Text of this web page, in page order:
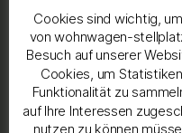
Wohnmobilen
Praktischerweise
untere Bett
Stauraum
Stockbetten nicht
Cookies sind wichtig,
von wohnwagen-
Besuch auf unserer
Cookies, um
Funktionalität zu
auf Ihre Interessen
nutzen zu können